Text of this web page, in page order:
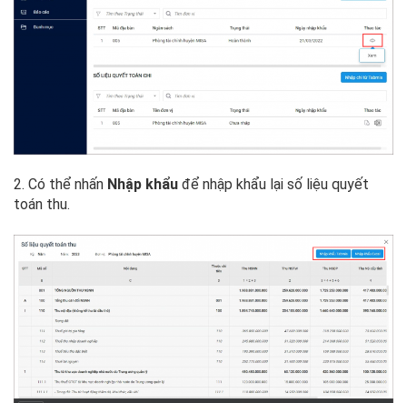
2. Có thể nhấn Nhập khẩu để nhập khẩu lại số liệu quyết
toán thu.